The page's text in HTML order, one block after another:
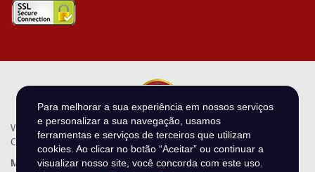
WR Leilões - N DO O MIRANDA LTDA
CNPJ.: 28.216.867/0001-06
Matriz
Para melhorar a sua experiência em nossos serviços
e personalizar a sua navegação, usamos
ferramentas e serviços de terceiros que utilizam
cookies. Ao clicar no botão “Aceitar” ou continuar a
visualizar nosso site, você concorda com este uso.